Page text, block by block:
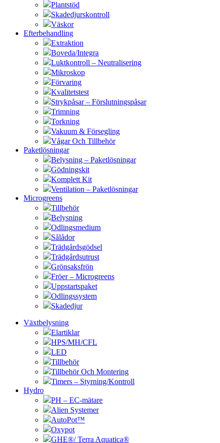
Plantstöd
Skadedjurskontroll
Väskor
Efterbehandling
Extraktion
Boveda/Integra
Luktkontroll – Neutralisering
Mikroskop
Förvaring
Kvalitetstest
Strykpåsar – Förslutningspåsar
Trimning
Torkning
Vakuum & Försegling
Vågar Och Tillbehör
Paketlösningar
Belysning – Paketlösningar
Gödningskit
Komplett Kit
Ventilation – Paketlösningar
Microgreens
Tillbehör
Belysning
Odlingsmedium
Sålådor
Trädgårdsgödsel
Trädgårdsutrust
Grönsaksfrön
Fröer – Microgreens
Uppstartspaket
Odlingssystem
Skadedjur
Växtbelysning
Elartiklar
HPS/MH/CFL
LED
Tillbehör
Tillbehör Och Montering
Timers – Styrning/Kontroll
Hydro
PH – EC-mätare
Alien Systemer
AutoPot™
Oxypot
GHE®/ Terra Aquatica®